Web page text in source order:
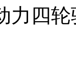
力四